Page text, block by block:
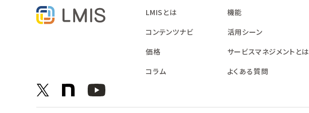
LMISとは
コンテンツナビ
価格
コラム
機能
活用シーン
サービスマネジメントとは
よくある質問